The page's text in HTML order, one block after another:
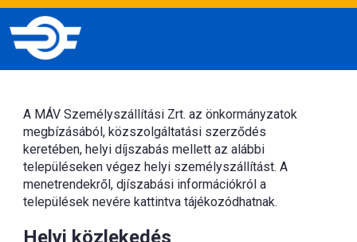
A MÁV Személyszállítási Zrt. az önkormányzatok
megbízásából, közszolgáltatási szerződés
keretében, helyi díjszabás mellett az alábbi
településeken végez helyi személyszállítást. A
menetrendekről, djíszabási információkról a
települések nevére kattintva tájékozódhatnak.
Helyi közlekedés